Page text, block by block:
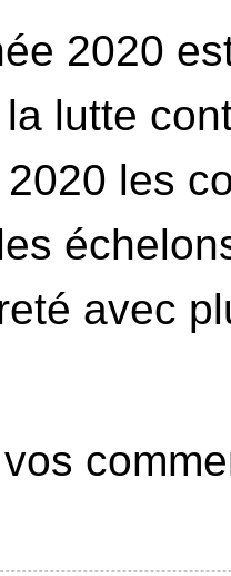
2020
lutte
2020 les
avec